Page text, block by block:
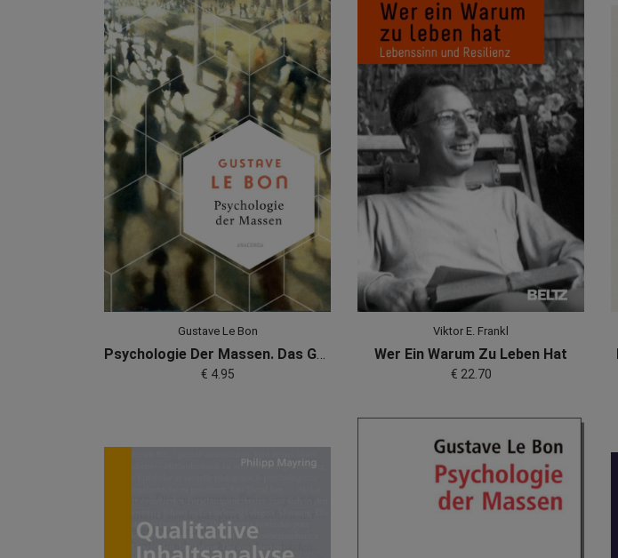
Gustave Le Bon
Psychologie Der Massen. Das Grundlagenwerk Vom Begründer Der Massenpsychologie
€ 4.95
Viktor E. Frankl
Wer Ein Warum Zu Leben Hat
€ 22.70